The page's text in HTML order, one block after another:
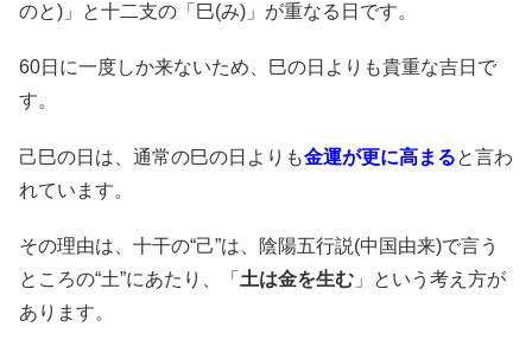
のと)」と十二支の「巳(み)」が重なる日です。
60日に一度しか来ないため、巳の日よりも貴重な吉日で
す。
己巳の日は、通常の巳の日よりも金運が更に高まると言わ
れています。
その理由は、十干の“己”は、陰陽五行説(中国由来)で言う
ところの“土”にあたり、「 土は金を生む 」という考え方が
あります。